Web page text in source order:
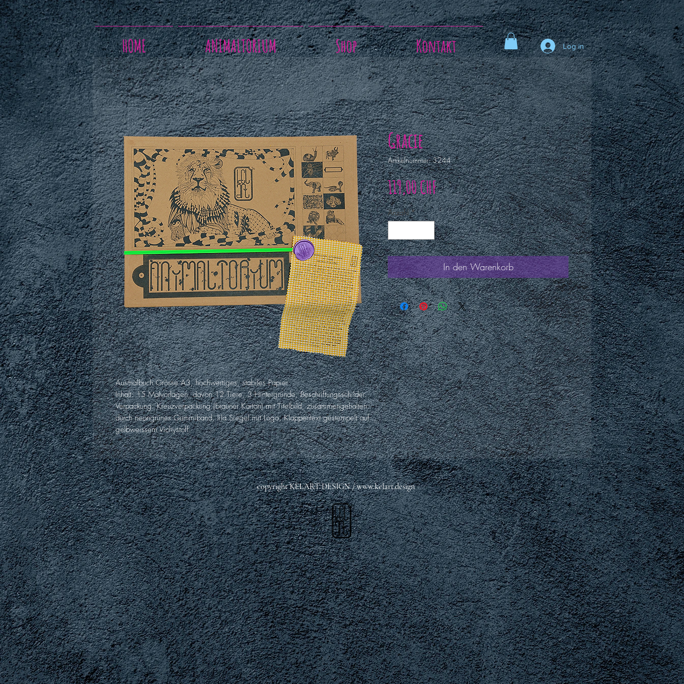
HOME ANIMALTORIUM Shop Kontakt Log in
Ausmalbuch Grösse A3, hochwertiges, stabiles Papier.
Inhalt: 15 Malvorlagen, davon 12 Tiere, 3 Hintergründe, Beschriftungsschilder.
Verpackung: Kreuzverpackung (brauner Karton) mit Titelbild, zusammengehalten
durch neongrünes Gummiband, lila Siegel mit Logo, Klappentext gestempelt auf
gelbweissem Vichystoff
Gracie
Artikelnummer: 3244
119,00 CHFPreis
Anzahl *
In den Warenkorb
copyright KELART DESIGN /www.kelart.design